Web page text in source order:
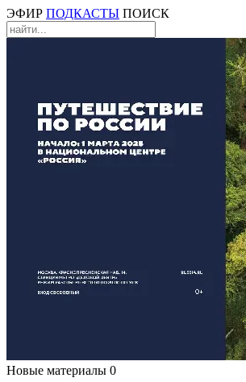
ЭФИР ПОДКАСТЫ ПОИСК
Новые материалы 0